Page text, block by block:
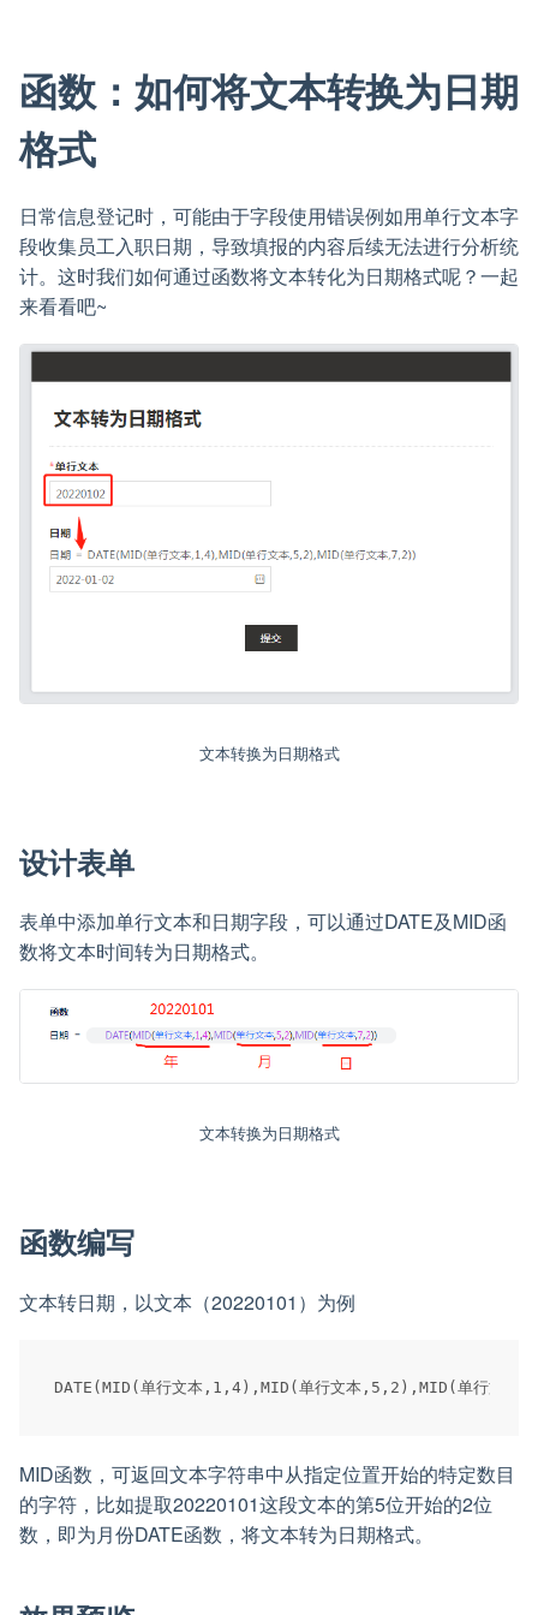
函数：如何将文本转换为日期
格式
日常信息登记时，可能由于字段使用错误例如用单行文本字
段收集员工入职日期，导致填报的内容后续无法进行分析统
计。这时我们如何通过函数将文本转化为日期格式呢？一起
来看看吧~
文本转换为日期格式
设计表单
表单中添加单行文本和日期字段，可以通过DATE及MID函
数将文本时间转为日期格式。
文本转换为日期格式
函数编写
文本转日期，以文本（20220101）为例
MID函数，可返回文本字符串中从指定位置开始的特定数目
的字符，比如提取20220101这段文本的第5位开始的2位
数，即为月份DATE函数，将文本转为日期格式。